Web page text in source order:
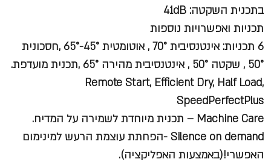
בתכנית השקטה: 41dB
תכניות ואפשרויות נוספות
6 תכניות: אינטנסיבית 70° , אוטומטית 45°-65° ,חסכונית
50° , שקטה 50° , אינטנסיבית מהירה 65° ,תכנית מועדפת.
Remote Start, Efficient Dry, Half Load,
SpeedPerfectPlus
Machine Care – תכנית מיוחדת לשמירה על המדיח.
Silence on demand -הפחתת עוצמת הרעש למינימום
האפשרי!(באמצעות האפליקציה).